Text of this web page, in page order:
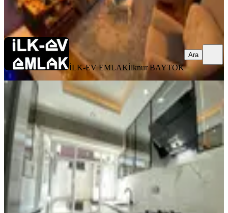
İLK-EV EMLAKİlknur BAYTOK
İLK-EV EMLAKİlknur BAYTOK
Ara
ÖNE ÇIKAN
Acill 3.kat Ortakat G.batı Cephe Yeni
Sıfır Yapılı Boş Manzaral
Çankaya, Sokullu Mehmet Paşa Mahallesi
3+1·120 m²·3. Kat 18.06.2026
6.575.000 ₺
GÖRAL EMLAKGÖRAL EMLAK